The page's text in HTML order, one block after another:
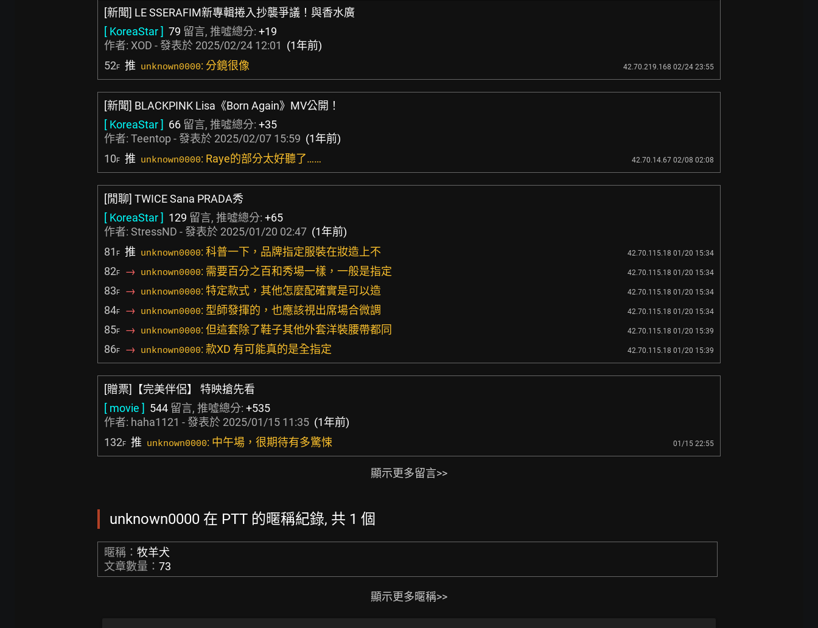
[新聞] LE SSERAFIM新專輯捲入抄襲爭議！與香水廣
[ KoreaStar ] 79 留言, 推噓總分: +19
作者: XOD - 發表於 2025/02/24 12:01 (1年前)
52F 推 unknown0000: 分鏡很像 42.70.219.168 02/24 23:55
[新聞] BLACKPINK Lisa《Born Again》MV公開！
[ KoreaStar ] 66 留言, 推噓總分: +35
作者: Teentop- 發表於 2025/02/07 15:59 (1年前)
10F 推 unknown0000: Raye的部分太好聽了…… 42.70.14.67 02/08 02:08
[閒聊] TWICE Sana PRADA秀
[ KoreaStar ] 129 留言, 推噓總分: +65
作者: StressND - 發表於 2025/01/20 02:47 (1年前)
81 F 推 unknown0000: 科普一下，品牌指定服裝在妝造上不 42.70.115.18 01/20 15:34
82F → unknown0000: 需要百分之百和秀場一樣，一般是指定 42.70.115.18 01/20 15:34
83F → unknown0000: 特定款式，其他怎麼配確實是可以造 42.70.115.18 01/20 15:34
84F → unknown0000: 型師發揮的，也應該視出席場合微調 42.70.115.18 01/20 15:34
85F → unknown0000: 但這套除了鞋子其他外套洋裝腰帶都同 42.70.115.18 01/20 15:39
86F → unknown0000: 款XD 有可能真的是全指定 42.70.115.18 01/20 15:39
[贈票]【完美伴侶】 特映搶先看
[ movie ] 544 留言, 推噓總分: +535
作者: haha1121 - 發表於 2025/01/15 11:35 (1年前)
132F 推 unknown0000: 中午場，很期待有多驚悚 01/15 22:55
顯示更多留言>>
unknown0000 在 PTT 的暱稱紀錄, 共 1 個
暱稱： 牧羊犬
文章數量： 73
顯示更多暱稱>>